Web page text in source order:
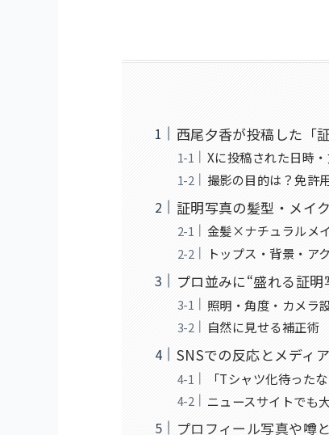
西尾夕香が投稿した「
Xに投稿された日時
撮影の目的は？免許
証明写真の髪型・メイ
金髪×ナチュラルメ
トップス・背景・ア
プロ並みに“盛れる証
照明・角度・カメラ
自然に見せる補正術
SNSでの反応とメディ
「Tシャツ化待った
ニュースサイトでも
プロフィール写真や噂